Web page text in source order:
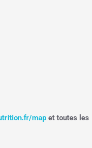
map et toutes les